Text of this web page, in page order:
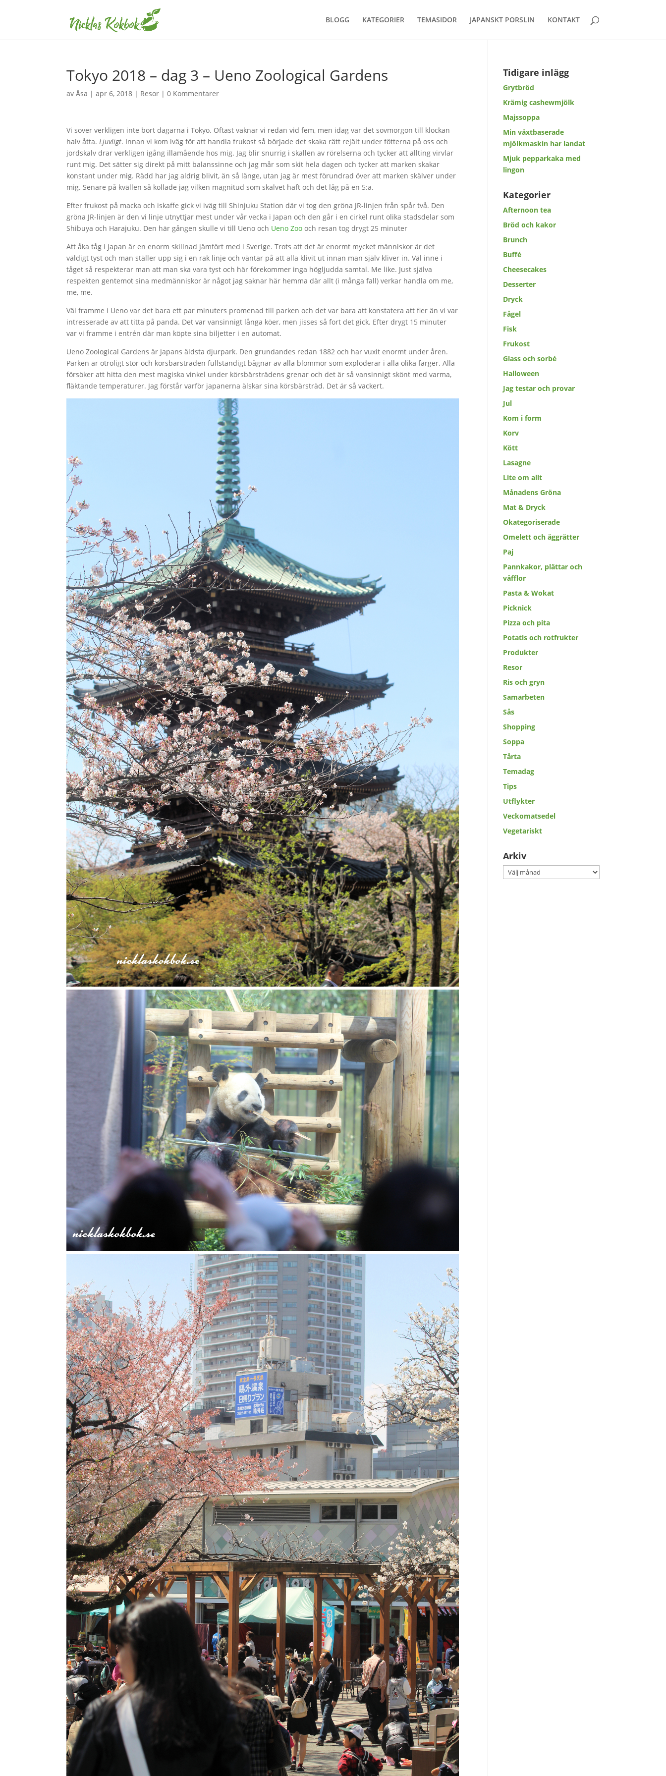
BLOGG KATEGORIER TEMASIDOR JAPANSKT PORSLIN KONTAKT
Tokyo 2018 – dag 3 – Ueno Zoological Gardens
avÅsa |apr 6, 2018 | Resor |0 Kommentarer
Vi sover verkligen inte bort dagarna i Tokyo. Oftast vaknar vi redan vid fem, men idag var det sovmorgon till klockan
halv åtta.Ljuvligt. Innan vi kom iväg för att handla frukost så började det skaka rätt rejält under fötterna på oss och
jordskalv drar verkligen igång illamående hos mig. Jag blir snurrig i skallen av rörelserna och tycker att allting virvlar
runt mig. Det sätter sig direkt på mitt balanssinne och jag mår som skit hela dagen och tycker att marken skakar
konstant under mig. Rädd har jag aldrig blivit, än så länge, utan jag är mest förundrad över att marken skälver under
mig. Senare på kvällen så kollade jag vilken magnitud som skalvet haft och det låg på en 5:a.
Efter frukost på macka och iskaffe gick vi iväg till Shinjuku Station där vi tog den gröna JR-linjen från spår två. Den
gröna JR-linjen är den vi linje utnyttjar mest under vår vecka i Japan och den går i en cirkel runt olika stadsdelar som
Shibuya och Harajuku. Den här gången skulle vi till Ueno och Ueno Zoo och resan tog drygt 25 minuter
Att åka tåg i Japan är en enorm skillnad jämfört med i Sverige. Trots att det är enormt mycket människor är det
väldigt tyst och man ställer upp sig i en rak linje och väntar på att alla klivit ut innan man själv kliver in. Väl inne i
tåget så respekterar man att man ska vara tyst och här förekommer inga högljudda samtal. Me like. Just själva
respekten gentemot sina medmänniskor är något jag saknar här hemma där allt (i många fall) verkar handla om me,
me, me.
Väl framme i Ueno var det bara ett par minuters promenad till parken och det var bara att konstatera att fler än vi var
intresserade av att titta på panda. Det var vansinnigt långa köer, men jisses så fort det gick. Efter drygt 15 minuter
var vi framme i entrén där man köpte sina biljetter i en automat.
Ueno Zoological Gardens är Japans äldsta djurpark. Den grundandes redan 1882 och har vuxit enormt under åren.
Parken är otroligt stor och körsbärsträden fullständigt bågnar av alla blommor som exploderar i alla olika färger. Alla
försöker att hitta den mest magiska vinkel under körsbärsträdens grenar och det är så vansinnigt skönt med varma,
fläktande temperaturer. Jag förstår varför japanerna älskar sina körsbärsträd. Det är så vackert.
Tidigare inlägg
Grytbröd
Krämig cashewmjölk
Majssoppa
Min växtbaserade
mjölkmaskin har landat
Mjuk pepparkaka med
lingon
Kategorier
Afternoon tea
Bröd och kakor
Brunch
Buffé
Cheesecakes
Desserter
Dryck
Fågel
Fisk
Frukost
Glass och sorbé
Halloween
Jag testar och provar
Jul
Kom i form
Korv
Kött
Lasagne
Lite om allt
Månadens Gröna
Mat & Dryck
Okategoriserade
Omelett och äggrätter
Paj
Pannkakor, plättar och
våfflor
Pasta & Wokat
Picknick
Pizza och pita
Potatis och rotfrukter
Produkter
Resor
Ris och gryn
Samarbeten
Sås
Shopping
Soppa
Tårta
Temadag
Tips
Utflykter
Veckomatsedel
Vegetariskt
Arkiv
Arkiv